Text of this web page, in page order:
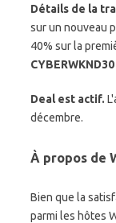
Détails de la
sur un nouveau
40% sur la
CYBERWKND30
Deal est actif.
décembre.
À propos de
Bien que la
parmi les hôtes